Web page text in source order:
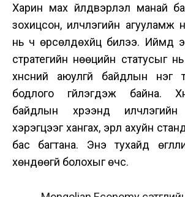
Харин мах үйлдвэрлэл манай
зохицсон, илчлэгийн агууламж
нь ч өрсөлдөхүйц билээ. Иймд
стратегийн нөөцийн статусыг
хүнсний аюулгүй байдлын нэг
бодлого үгүйлэгдэж байна.
байдлын хүрээнд
хэрэгцээг хангах, эрүүл ахуйн
бас багтана. Энэ тухайд
хөндөөгүй болохыг өчсү.